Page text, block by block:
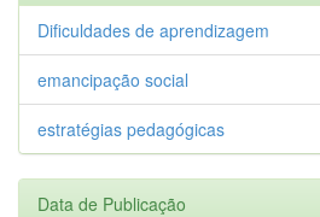
Dificuldades de aprendizagem
emancipação social
estratégias pedagógicas
Data de Publicação